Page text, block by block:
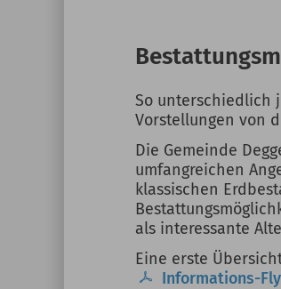
So unterschiedlich
Vorstellungen von
Die Gemeinde
umfangreichen
klassischen
als interessante
Eine erste
Informations-